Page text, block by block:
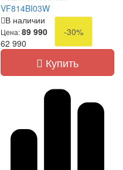
VF814BI03W
В наличии
Цена:89 990
-30%
62 990
Купить